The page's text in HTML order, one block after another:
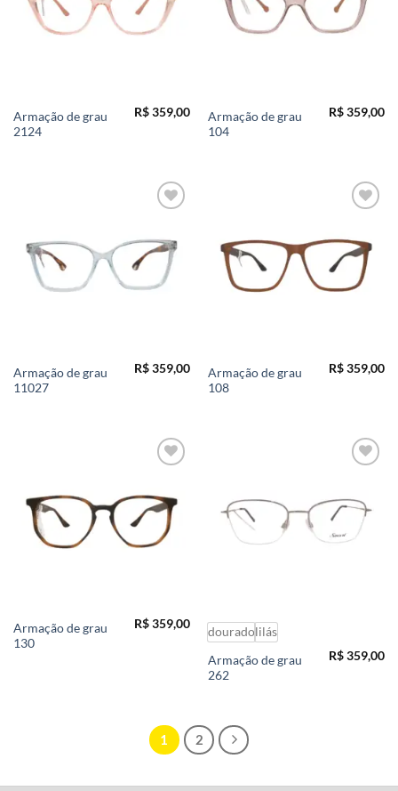
Armação de grau
2124
R$359,00
Armação de grau
104
R$359,00
Armação de grau
11027
R$359,00
Armação de grau
108
R$359,00
Armação de grau
130
R$359,00
douradolilás
Armação de grau
262
R$359,00
1 2